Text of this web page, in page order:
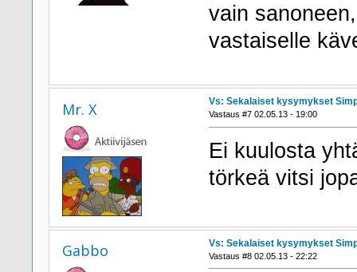
vain
vastaiselle
Mr. X Vs: Sekalaiset kysymykset
Vastaus #7 02.05.13 - 19:00
Ei kuulosta
törkeä vitsi
Gabbo Vs: Sekalaiset kysymykset
Vastaus #8 02.05.13 - 22:22